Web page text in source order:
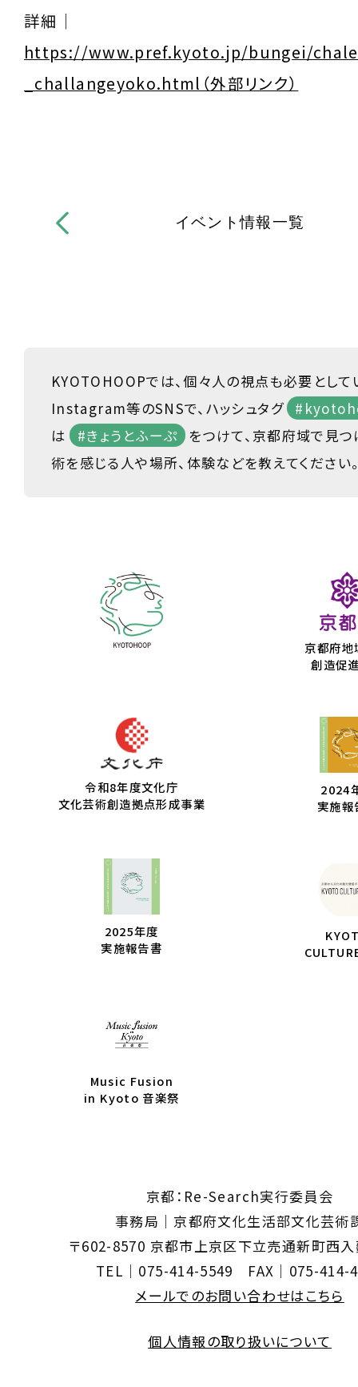
詳細｜
https://www.pref.kyoto.jp/bungei/
_challangeyoko.html（外部リンク）
イベント情報一覧
KYOTOHOOPでは、個々人の視点も必要として
Instagram等のSNSで、ハッシュタグ
は
#きょうとふーぷ
をつけて、京都府域で見
術を感じる人や場所、体験などを教えてください
京都府地
創造促
令和8年度文化庁
文化芸術創造拠点形成事業
2024
実施報
2025年度
実施報告書
Music Fusion
in Kyoto 音楽祭
京都：Re-Search実行委員会
事務局｜京都府文化生活部文化芸術
〒602-8570 京都市上京区下立売通新町西入
TEL｜075-414-5549 FAX｜075-414-
メールでのお問い合わせはこちら
個人情報の取り扱いについて